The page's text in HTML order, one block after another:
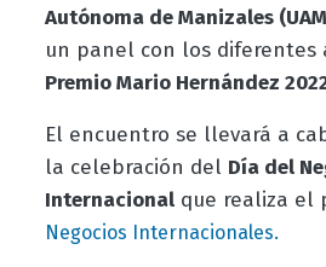
Autónoma de Manizales
un panel con los diferentes
Premio Mario Hernández
El encuentro se llevará a
la celebración del Día del
Internacionalque realiza el
Negocios Internacionales.